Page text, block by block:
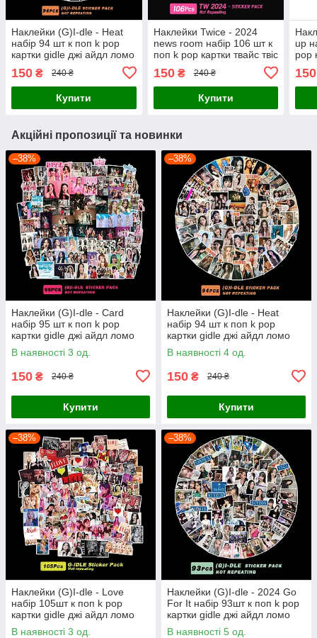
Наклейки (G)I-dle - Heat
набір 94 шт к поп k pop
картки gidle джі айдл ломо
150 ₴ 240 ₴
Купити
Наклейки Twice - 2024
news room набір 106 шт к
поп k pop картки твайс твіс
150₴ 240 ₴
Купити
up
pop
150
Акційні пропозиції та новинки
–38%
Наклейки (G)I-dle - Card
набір 95 шт к поп k pop
картки gidle джі айдл ломо
карти наліпки
В наявності 3 од.
150 ₴ 240 ₴
Купити
–38%
Наклейки (G)I-dle - Heat
набір 94 шт к поп k pop
картки gidle джі айдл ломо
карти наліпки
В наявності 4 од.
150 ₴ 240 ₴
Купити
–38%
Наклейки (G)I-dle - Love
набір 105шт к поп k pop
картки gidle джі айдл ломо
карти наліпки
В наявності 3 од.
–38%
Наклейки (G)I-dle - 2024 Go
For It набір 93шт к поп k pop
картки gidle джі айдл ломо
карти наліпки
В наявності 5 од.